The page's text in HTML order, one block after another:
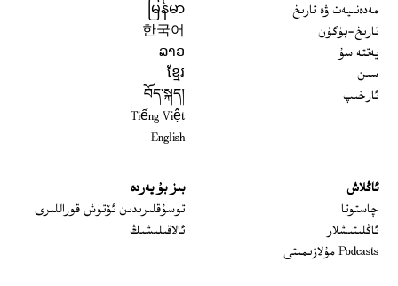
مەدەنىيەت ۋە تارىخ
تارىخ-بۈگۈن
يەتتە سۇ
سىن
ئارخىپ
မြန်မာ
한국어
ລາວ
ខ្មែរ
བོད་སྐད།
Tiếng Việt
English
ئاڭلاش
چاستوتا
ئاڭلىتىشلار
Podcasts مۇلازىمىتى
بىز بۇ يەردە
توسۇقلىرىدىن ئۆتۈش قوراللىرى
ئالاقىلىشىڭ